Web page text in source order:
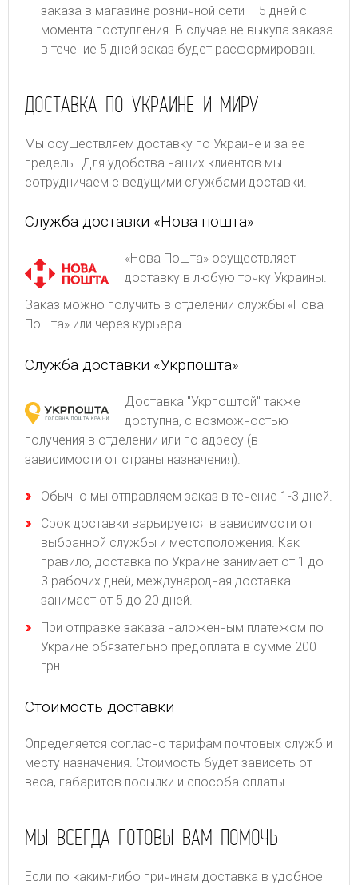
заказа в магазине розничной сети – 5 дней с
момента поступления. В случае не выкупа заказа
в течение 5 дней заказ будет расформирован.
ДОСТАВКА ПО УКРАИНЕ И МИРУ
Мы осуществляем доставку по Украине и за ее
пределы. Для удобства наших клиентов мы
сотрудничаем с ведущими службами доставки.
Служба доставки «Нова пошта»
«Нова Пошта» осуществляет
доставку в любую точку Украины.
Заказ можно получить в отделении службы «Нова
Пошта» или через курьера.
Служба доставки «Укрпошта»
Доставка "Укрпоштой" также
доступна, с возможностью
получения в отделении или по адресу (в
зависимости от страны назначения).
Обычно мы отправляем заказ в течение 1-3 дней.
Срок доставки варьируется в зависимости от
выбранной службы и местоположения. Как
правило, доставка по Украине занимает от 1 до
3 рабочих дней, международная доставка
занимает от 5 до 20 дней.
При отправке заказа наложенным платежом по
Украине обязательно предоплата в сумме 200
грн.
Стоимость доставки
Определяется согласно тарифам почтовых служб и
месту назначения. Стоимость будет зависеть от
веса, габаритов посылки и способа оплаты.
МЫ ВСЕГДА ГОТОВЫ ВАМ ПОМОЧЬ
Если по каким-либо причинам доставка в удобное